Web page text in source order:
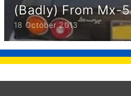
(Badly) From Mx-5
18 October 2013